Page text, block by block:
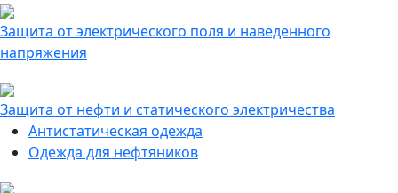
Защита от электрического поля и наведенного
напряжения
Защита от нефти и статического электричества
Антистатическая одежда
Одежда для нефтяников